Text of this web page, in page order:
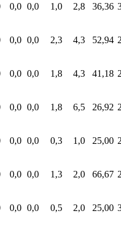
0,0 0,0 1,0 2,8 36,36
0,0 0,0 2,3 4,3 52,94
0,0 0,0 1,8 4,3 41,18
0,0 0,0 1,8 6,5 26,92
0,0 0,0 0,3 1,0 25,00
0,0 0,0 1,3 2,0 66,67
0,0 0,0 0,5 2,0 25,00